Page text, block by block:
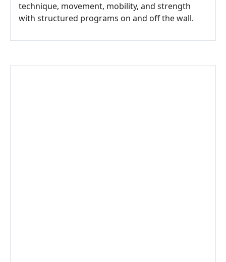
technique, movement, mobility, and strength
with structured programs on and off the wall.